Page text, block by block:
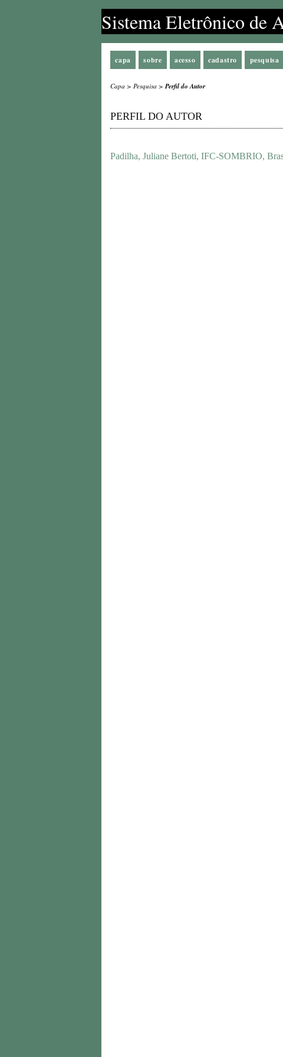
Sistema Eletrônico de
capa sobre acesso cadastro pesquisa
Capa > Pesquisa >Perfil do Autor
PERFIL DO AUTOR
Padilha, Juliane Bertoti, IFC-SOMBRIO,